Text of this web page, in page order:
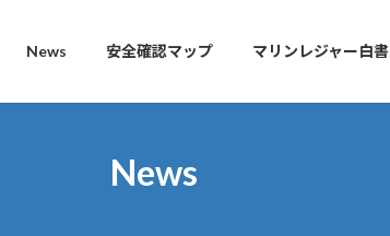
News 安全確認マップ マリンレジャー白書
News